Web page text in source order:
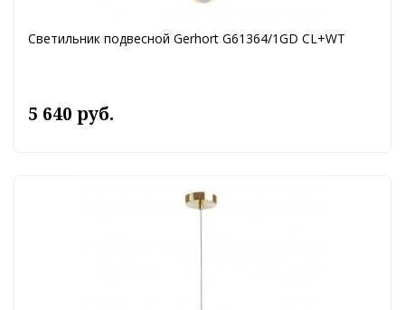
Светильник подвесной Gerhort G61364/1GD CL+WT
5 640 руб.